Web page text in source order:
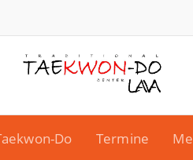
Do Termine